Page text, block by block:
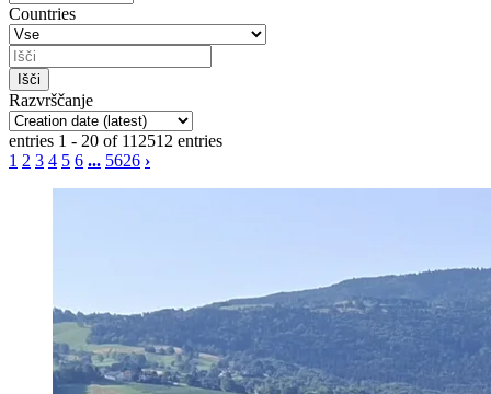
Countries
Razvrščanje
entries 1 - 20 of 112512 entries
1 2 3 4 5 6 ... 5626 ›